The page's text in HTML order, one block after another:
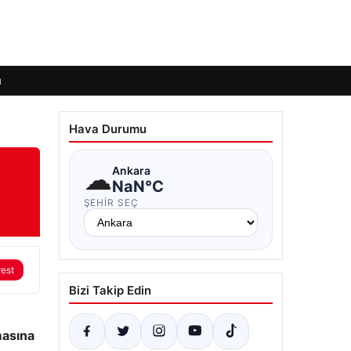
Hava Durumu
☁Ankara
NaN°C
ŞEHIR SEÇ
Bizi Takip Edin